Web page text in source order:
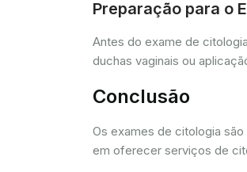
Preparação para o
Antes do exame de
duchas vaginais ou
Conclusão
Os exames de citologia
em oferecer serviços de